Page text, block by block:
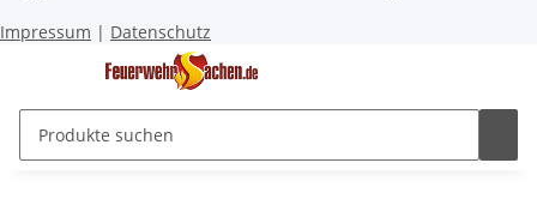
Impressum | Datenschutz